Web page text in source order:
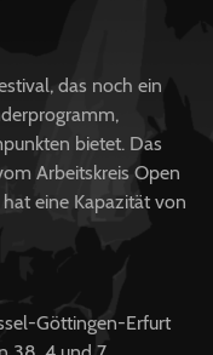
das noch ein
bietet. Das
Arbeitskreis Open
eine Kapazität von
Göttingen-Erfurt